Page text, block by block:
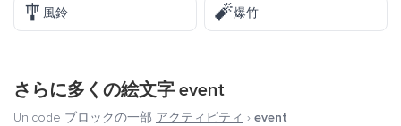
🎐 風鈴 🧨爆竹
さらに多くの絵文字 event
Unicode ブロックの一部 アクティビティ › event